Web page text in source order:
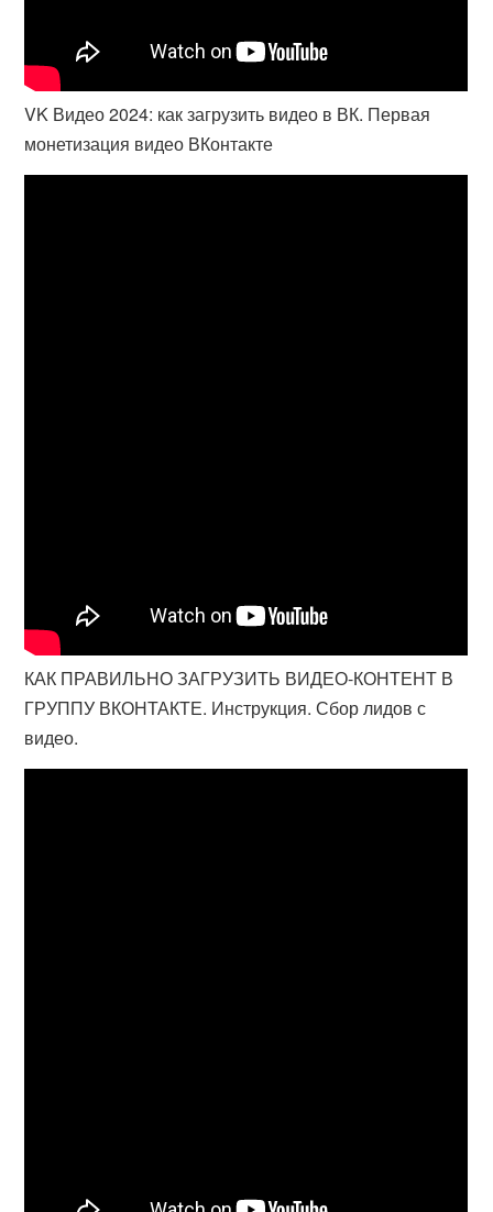
VK Видео 2024: как загрузить видео в ВК. Первая
монетизация видео ВКонтакте
КАК ПРАВИЛЬНО ЗАГРУЗИТЬ ВИДЕО-КОНТЕНТ В
ГРУППУ ВКОНТАКТЕ. Инструкция. Сбор лидов с
видео.